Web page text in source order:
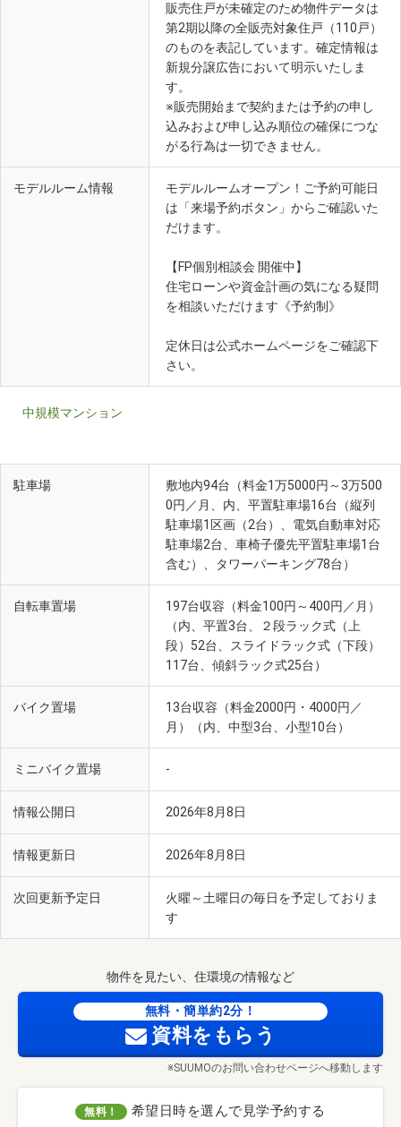
販売住戸が未確定のため物件データは
第2期以降の全販売対象住戸（110戸）
のものを表記しています。確定情報は
新規分譲広告において明示いたしま
す。
※販売開始まで契約または予約の申し
込みおよび申し込み順位の確保につな
がる行為は一切できません。
モデルルーム情報
モデルルームオープン！ご予約可能日
は「来場予約ボタン」からご確認いた
だけます。
【FP個別相談会 開催中】
住宅ローンや資金計画の気になる疑問
を相談いただけます《予約制》
定休日は公式ホームページをご確認下
さい。
中規模マンション
駐車場
敷地内94台（料金1万5000円～3万500
0円／月、内、平置駐車場16台（縦列
駐車場1区画（2台）、電気自動車対応
駐車場2台、車椅子優先平置駐車場1台
含む）、タワーパーキング78台）
自転車置場
197台収容（料金100円～400円／月）
（内、平置3台、２段ラック式（上
段）52台、スライドラック式（下段）
117台、傾斜ラック式25台）
バイク置場
13台収容（料金2000円・4000円／
月）（内、中型3台、小型10台）
ミニバイク置場 -
情報公開日 2026年8月8日
情報更新日 2026年8月8日
次回更新予定日
火曜～土曜日の毎日を予定しておりま
す
物件を見たい、住環境の情報など
無料・簡単約2分！
資料をもらう
※SUUMOのお問い合わせページへ移動します
無料！ 希望日時を選んで見学予約する